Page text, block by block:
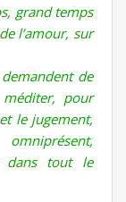
grand temps
l’amour, sur
de
pour
le jugement,
dans tout le